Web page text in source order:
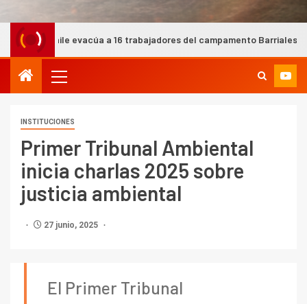
evacúa a 16 trabajadores del campamento Barriales tras
INSTITUCIONES
Primer Tribunal Ambiental
inicia charlas 2025 sobre
justicia ambiental
27 junio, 2025
El Primer Tribunal